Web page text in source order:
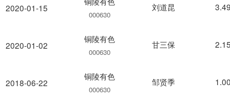
2020-01-15
2020-01-02
2018-06-22
000630
刘道昆
铜陵有色
000630
甘三保
铜陵有色
000630
邹贤季